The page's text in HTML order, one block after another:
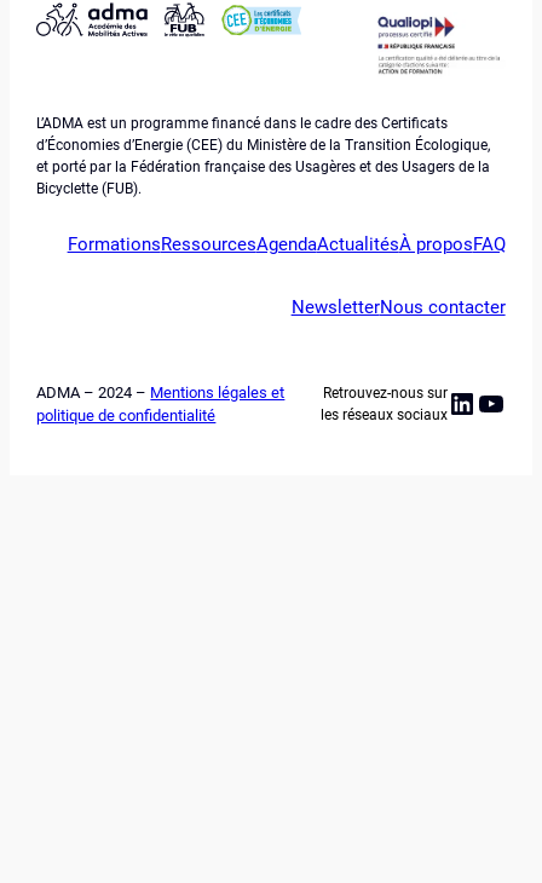
L’ADMA est un programme financé dans le cadre des Certificats
d’Économies d’Energie (CEE) du Ministère de la Transition Écologique,
et porté par la Fédération française des Usagères et des Usagers de la
Bicyclette (FUB).
FormationsRessourcesAgendaActualitésÀ proposFAQ
NewsletterNous contacter
ADMA – 2024 – Mentions légales et
politique de confidentialité
Retrouvez-nous sur
les réseaux sociaux